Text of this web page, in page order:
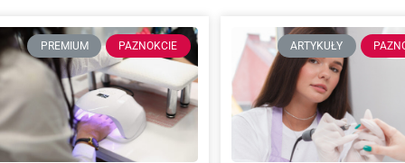
PREMIUM PAZNOKCIE ARTYKUŁY